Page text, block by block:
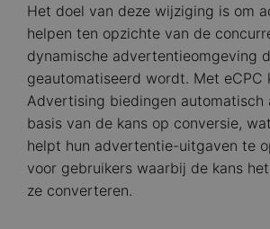
Het doel van deze wijziging is om
helpen ten opzichte van de
dynamische advertentieomgeving
geautomatiseerd wordt. Met eCPC
Advertising biedingen automatisch
basis van de kans op conversie,
helpt hun advertentie-uitgaven te
voor gebruikers waarbij de kans
ze converteren.